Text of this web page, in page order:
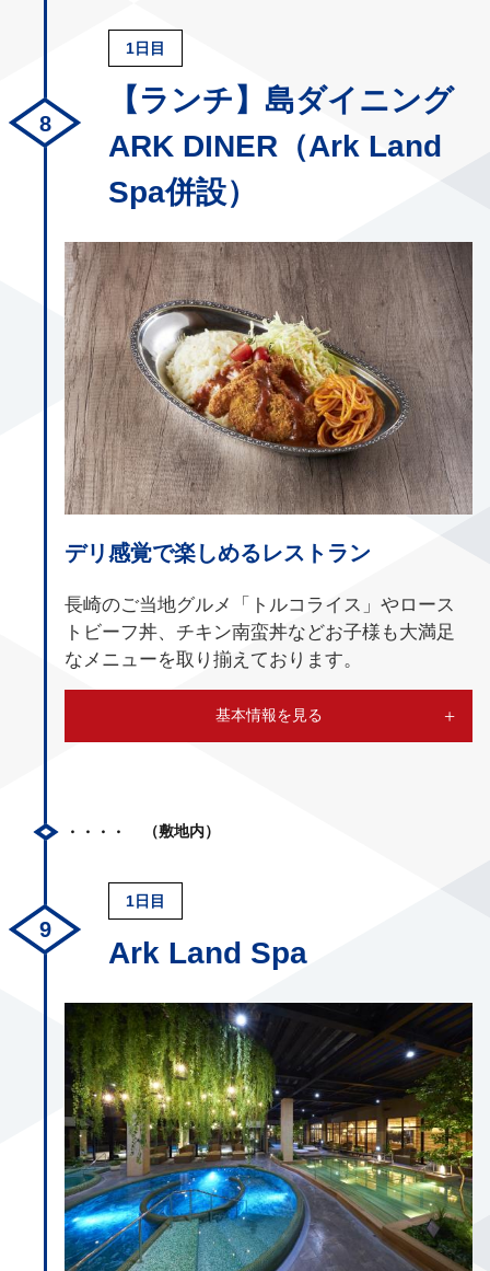
1日目
【ランチ】島ダイニング
ARK DINER（Ark Land
Spa併設）
デリ感覚で楽しめるレストラン
長崎のご当地グルメ「トルコライス」やロース
トビーフ丼、チキン南蛮丼などお子様も大満足
なメニューを取り揃えております。
基本情報を見る
（敷地内）
1日目
Ark Land Spa